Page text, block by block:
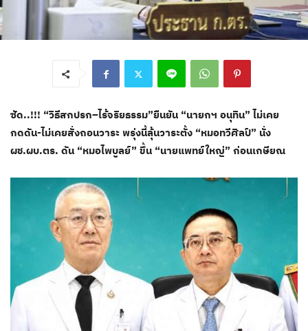
ซัด..!!! “วิธีสกปรก–ไร้จริยธรรม”ยืนยัน “นายกฯ อนุทิน” ไม่เคย
กดดัน-ไม่เคยสั่งถอนวาระ พรุ่งนี้ลุ้นวาระตั้ง “หมอทวีศิลป์” นั่ง
ผช.ผบ.ตร. ดัน “หมอไพบูลย์” ขึ้น “นายแพทย์ใหญ่” ก่อนเกษียณ